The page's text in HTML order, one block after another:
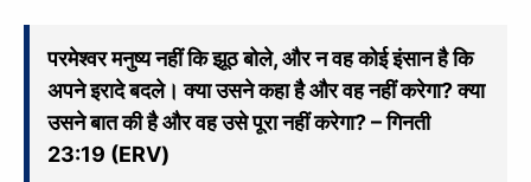
परमेश्वर मनुष्य नहीं कि झूठ बोले, और न वह कोई इंसान है कि
अपने इरादे बदले। क्या उसने कहा है और वह नहीं करेगा? क्या
उसने बात की है और वह उसे पूरा नहीं करेगा? – गिनती
23:19 (ERV)